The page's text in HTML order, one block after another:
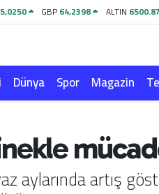
GBP64,2398 ALTIN 6500.87
Dünya Spor Magazin
aylarında artış